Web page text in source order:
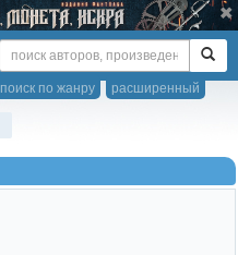
расширенный
поиск по жанру